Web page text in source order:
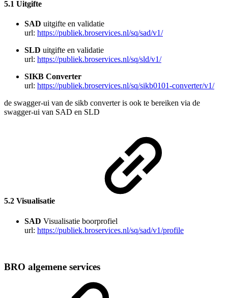
5.1 Uitgifte
SAD uitgifte en validatie
url: https://publiek.broservices.nl/sq/sad/v1/
SLD uitgifte en validatie
url: https://publiek.broservices.nl/sq/sld/v1/
SIKB Converter
url: https://publiek.broservices.nl/sq/sikb0101-converter/v1/
de swagger-ui van de sikb converter is ook te bereiken via de
swagger-ui van SAD en SLD
5.2 Visualisatie
SAD Visualisatie boorprofiel
url: https://publiek.broservices.nl/sq/sad/v1/profile
BRO algemene services